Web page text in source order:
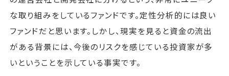
な取り組みをしているファンドです。定性分析的には良い
ファンドだと思います。しかし、現実を見ると資金の流出
がある背景には、今後のリスクを感じている投資家が多
いということを示している事実です。